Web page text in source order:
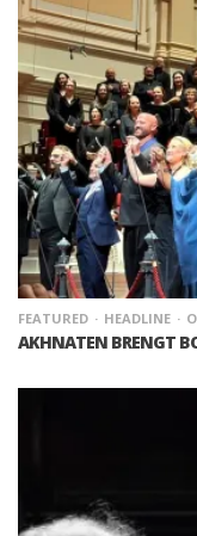
FEATURED HEADLINE
AKHNATEN BRENGT